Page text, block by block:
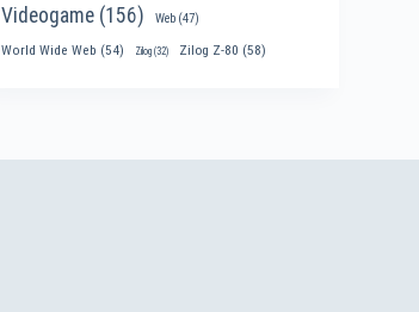
Videogame (156) Web (47)
World Wide Web (54) Zilog (32) Zilog Z-80 (58)